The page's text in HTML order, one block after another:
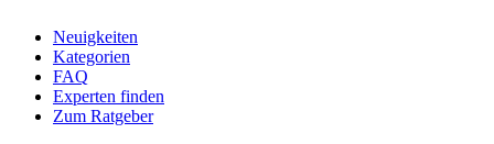
Neuigkeiten
Kategorien
FAQ
Experten finden
Zum Ratgeber